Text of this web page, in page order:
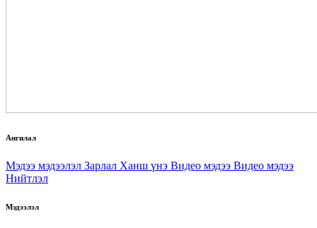
Ангилал
Мэдээ мэдээлэл Зарлал Ханш үнэ Видео мэдээ Видео мэдээ
Нийтлэл
Мэдээлэл